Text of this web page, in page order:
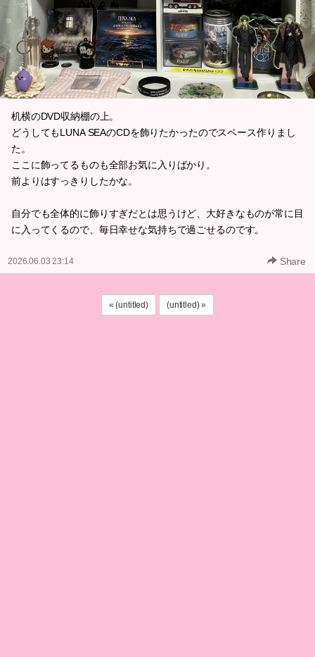
机横のDVD収納棚の上。
どうしてもLUNA SEAのCDを飾りたかったのでスペース作りまし
た。
ここに飾ってるものも全部お気に入りばかり。
前よりはすっきりしたかな。
自分でも全体的に飾りすぎだとは思うけど、大好きなものが常に目
に入ってくるので、毎日幸せな気持ちで過ごせるのです。
2026.06.03 23:14 Share
« (untitled) (untitled) »